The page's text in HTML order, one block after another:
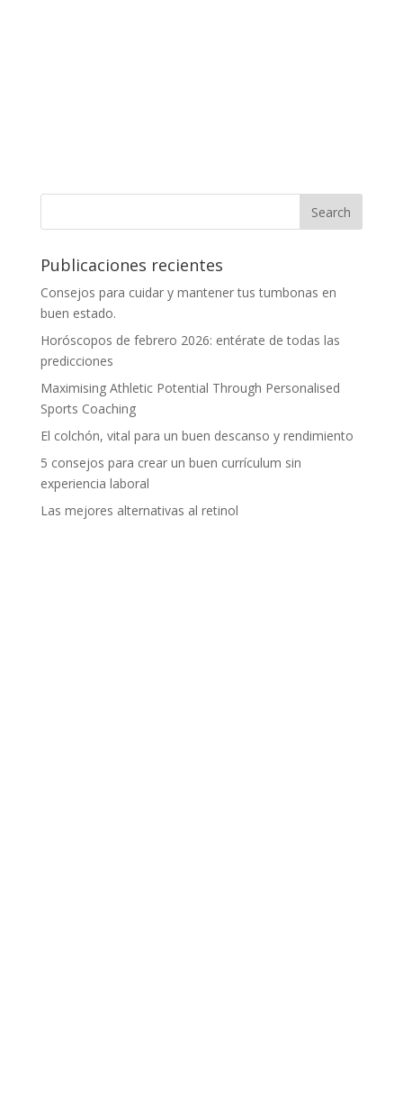
Publicaciones recientes
Consejos para cuidar y mantener tus tumbonas en
buen estado.
Horóscopos de febrero 2026: entérate de todas las
predicciones
Maximising Athletic Potential Through Personalised
Sports Coaching
El colchón, vital para un buen descanso y rendimiento
5 consejos para crear un buen currículum sin
experiencia laboral
Las mejores alternativas al retinol